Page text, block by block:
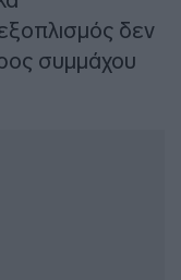
δεν
συμμάχου